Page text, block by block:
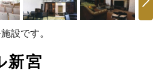
設です。
新宮